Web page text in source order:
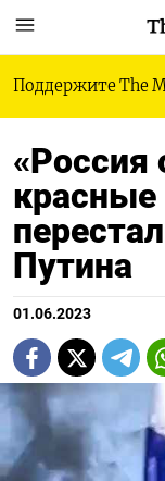
Поддержите The
«Россия
Путина
01.06.2023